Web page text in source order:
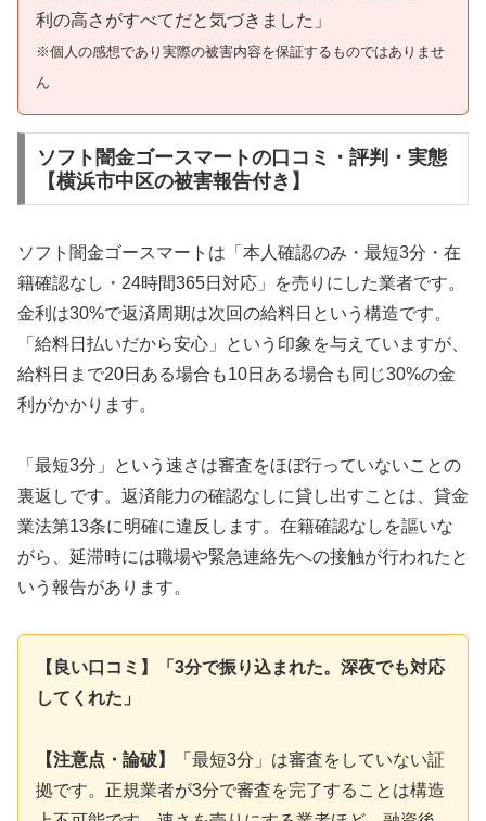
利の高さがすべてだと気づきました」
※個人の感想であり実際の被害内容を保証するものではありませ
ん
ソフト闇金ゴースマートの口コミ・評判・実態
【横浜市中区の被害報告付き】
ソフト闇金ゴースマートは「本人確認のみ・最短3分・在
籍確認なし・24時間365日対応」を売りにした業者です。
金利は30%で返済周期は次回の給料日という構造です。
「給料日払いだから安心」という印象を与えていますが、
給料日まで20日ある場合も10日ある場合も同じ30%の金
利がかかります。
「最短3分」という速さは審査をほぼ行っていないことの
裏返しです。返済能力の確認なしに貸し出すことは、貸金
業法第13条に明確に違反します。在籍確認なしを謳いな
がら、延滞時には職場や緊急連絡先への接触が行われたと
いう報告があります。
【良い口コミ】「3分で振り込まれた。深夜でも対応
してくれた」
【注意点・論破】
「最短3分」は審査をしていない証
拠です。正規業者が3分で審査を完了することは構造